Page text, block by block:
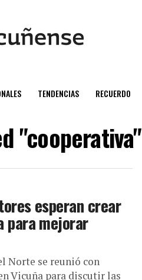
TENDENCIAS RECUERDO
"cooperativa"
esperan crear
para mejorar
Norte se reunió con
Vicuña para discutir las